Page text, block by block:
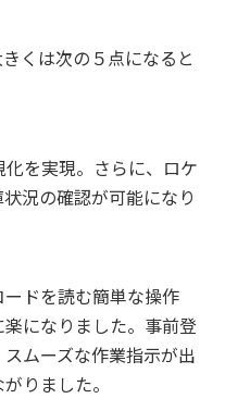
くは次の５点になると
を実現。さらに、ロケ
況の確認が可能になり
ドを読む簡単な操作
になりました。事前登
ムーズな作業指示が出
りました。